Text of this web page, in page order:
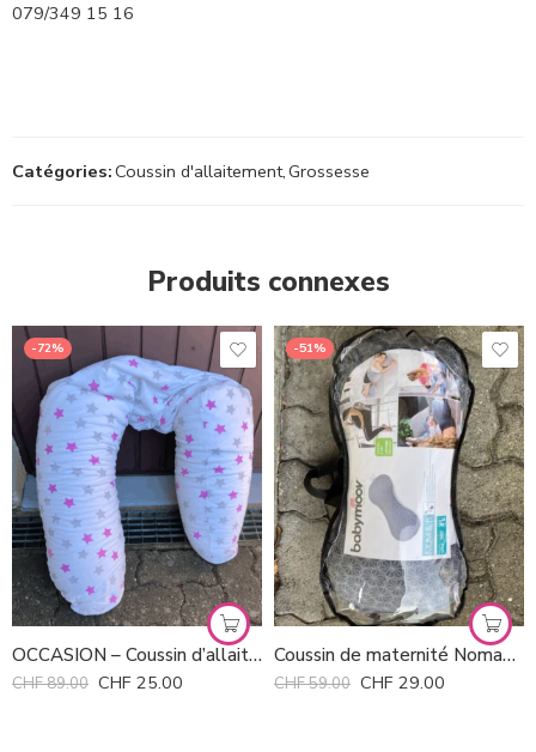
079/349 15 16
Catégories:Coussin d'allaitement,Grossesse
Produits connexes
-72%
OCCASION – Coussin d’allaitement
CHF89.00 CHF 25.00
-51%
Coussin de maternité Nomade BABYMOOV Mum & B *
CHF59.00 CHF 29.00